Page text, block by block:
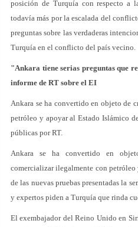
posición de Turquía con respecto a
todavía más por la escalada del
preguntas sobre las verdaderas
Turquía en el conflicto del país vecino.
"Ankara tiene serias preguntas que
informe de RT sobre el EI
Ankara se ha convertido en objeto de
petróleo y apoyar al Estado Islámico
públicas por RT.
Ankara se ha convertido en
comercializar ilegalmente con
de las nuevas pruebas presentadas la
y expertos piden a Turquía que rinda
El exembajador del Reino Unido en